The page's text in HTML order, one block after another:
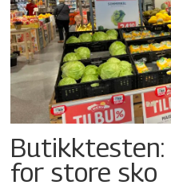
Butikktesten:
for store sko